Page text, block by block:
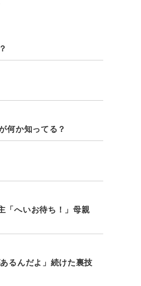
何か知ってる？
「へいお待ち！」母親
るんだよ」続けた裏技